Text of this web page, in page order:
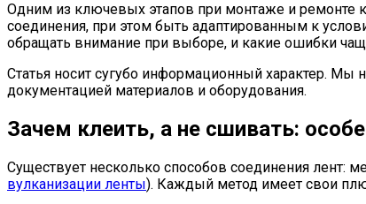
Одним из ключевых этапов при монтаже и ремонте
соединения, при этом быть адаптированным к
обращать внимание при выборе, и какие ошибки
Статья носит сугубо информационный характер. Мы
документацией материалов и оборудования.
Зачем клеить, а не сшивать:
Существует несколько способов соединения лент:
вулканизации ленты). Каждый метод имеет свои